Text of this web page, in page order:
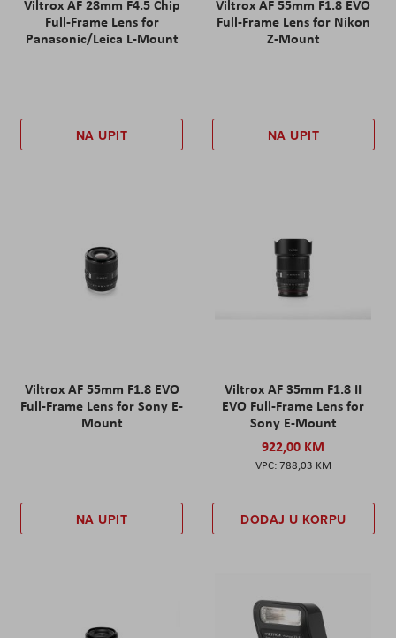
Viltrox AF 28mm F4.5 Chip
Full-Frame Lens for
Panasonic/Leica L-Mount
NA UPIT
Viltrox AF 55mm F1.8 EVO
Full-Frame Lens for Nikon
Z-Mount
NA UPIT
Viltrox AF 55mm F1.8 EVO
Full-Frame Lens for Sony E-
Mount
NA UPIT
Viltrox AF 35mm F1.8 II
EVO Full-Frame Lens for
Sony E-Mount
922,00 KM
788,03 KM
DODAJ U KORPU